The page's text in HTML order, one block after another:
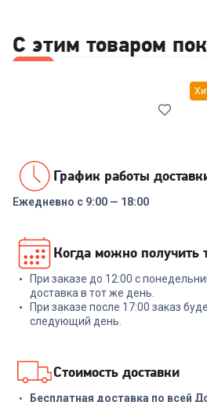
С этим товаром
Реле напряжения Rucelf
SRW-16A 3кВА
+ 47 бонусов
1 599₽
с/
2
График работы
Ежедневно с 9:00 — 18:00
Когда можно получить
При заказе до 12:00 с
доставка в тот же день.
При заказе после 17:00 заказ
следующий день.
Стоимость доставки
Бесплатная доставка по всей